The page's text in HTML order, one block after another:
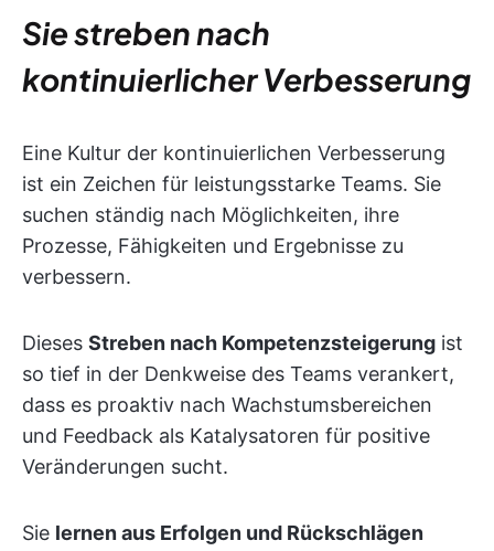
Sie streben nach
kontinuierlicher Verbesserung
Eine Kultur der kontinuierlichen Verbesserung
ist ein Zeichen für leistungsstarke Teams. Sie
suchen ständig nach Möglichkeiten, ihre
Prozesse, Fähigkeiten und Ergebnisse zu
verbessern.
Dieses Streben nach Kompetenzsteigerung ist
so tief in der Denkweise des Teams verankert,
dass es proaktiv nach Wachstumsbereichen
und Feedback als Katalysatoren für positive
Veränderungen sucht.
Sie lernen aus Erfolgen und Rückschlägen